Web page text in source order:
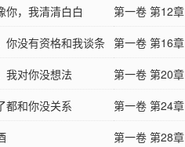
你，我清清白白
第一卷 第12
你没有资格和我谈条 第一卷 第16
我对你没想法
第一卷 第20
都和你没关系
第一卷 第24
第一卷 第28